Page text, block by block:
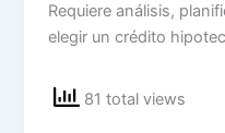
Requiere análisis,
elegir un crédito
81 total views